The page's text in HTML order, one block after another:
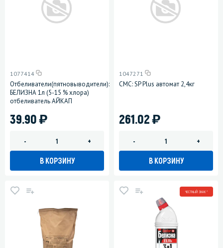
1077414
Отбеливатели(пятновыводители):
БЕЛИЗНА 1л (5-15 % хлора)
отбеливатель АЙКАП
39.90)
- +
В КОРЗИНУ
1047271
СМС: SP Plus автомат 2,4кг
261.02)
- +
В КОРЗИНУ
ЧЕСТНЫЙ ЗНАК *